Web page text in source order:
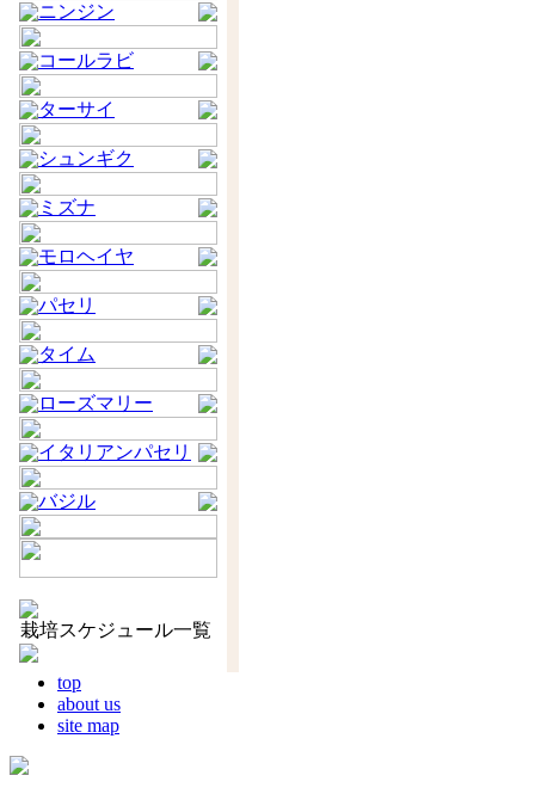
ニンジン
コールラビ
ターサイ
シュンギク
ミズナ
モロヘイヤ
パセリ
タイム
ローズマリー
イタリアンパセリ
バジル
栽培スケジュール一覧
top
about us
site map